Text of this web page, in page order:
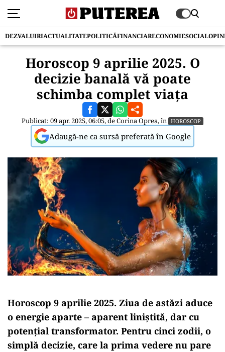
DEZVALUIRIACTUALITATEPOLITICĂFINANCIARECONOMIESOCIAL
Horoscop 9 aprilie 2025. O
decizie banală vă poate
schimba complet viața
Publicat: 09 apr. 2025, 06:05, deCorina Oprea, în HOROSCOP
Adaugă-ne ca sursă preferată în Google
Horoscop 9 aprilie 2025. Ziua de astăzi aduce
o energie aparte – aparent liniștită, dar cu
potențial transformator. Pentru cinci zodii, o
simplă decizie, care la prima vedere nu pare